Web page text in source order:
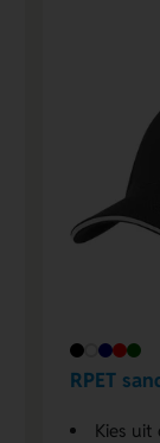
RPET
Kies uit